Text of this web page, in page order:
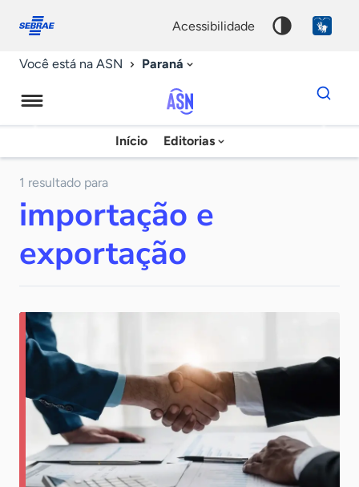
conosco
acessibilidade
Você está na ASN Paraná
Agência
Sebrae
Notícias
Início Editorias
Dados
para
chave
1 resultado para
importação e
exportação